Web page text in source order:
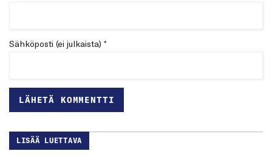
Sähköposti (ei julkaista) *
LISÄÄ LUETTAVA